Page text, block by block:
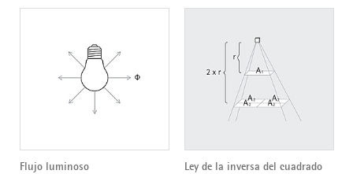
Flujo luminoso
Ley de la inversa del cuadrado